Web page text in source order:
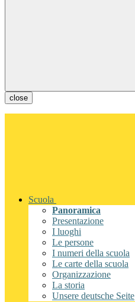
close
Scuola
Panoramica
Presentazione
I luoghi
Le persone
I numeri della scuola
Le carte della scuola
Organizzazione
La storia
Unsere deutsche Seite